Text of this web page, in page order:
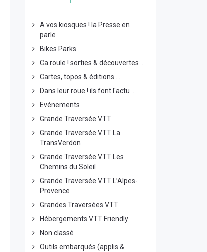
A vos kiosques ! la Presse en
parle
Bikes Parks
Ca roule ! sorties & découvertes ...
Cartes, topos & éditions ...
Dans leur roue ! ils font l'actu ...
Evénements
Grande Traversée VTT
Grande Traversée VTT La
TransVerdon
Grande Traversée VTT Les
Chemins du Soleil
Grande Traversée VTT L’Alpes-
Provence
Grandes Traversées VTT
Hébergements VTT Friendly
Non classé
Outils embarqués (applis &